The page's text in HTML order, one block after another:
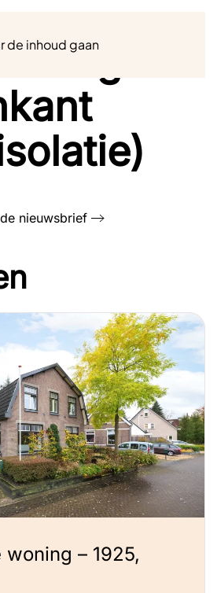
de inhoud gaangevel
nieuwsbrief
– 1925,